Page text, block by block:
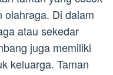
olahraga. Di dalam
atau sekedar
juga memiliki
keluarga. Taman